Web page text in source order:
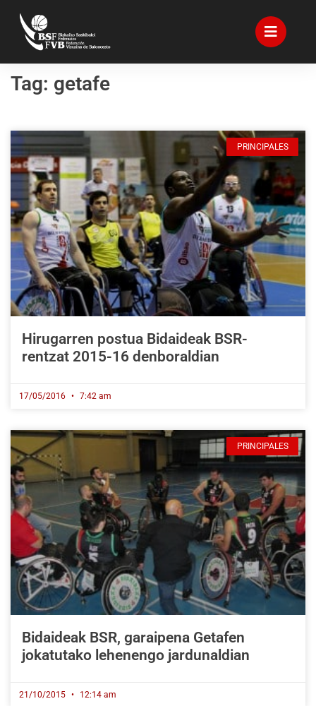
Tag: getafe
PRINCIPALES
Hirugarren postua Bidaideak BSR-
rentzat 2015-16 denboraldian
17/05/2016 7:42 am
PRINCIPALES
Bidaideak BSR, garaipena Getafen
jokatutako lehenengo jardunaldian
21/10/2015 12:14 am